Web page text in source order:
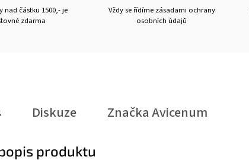
nad částku 1500,- je
zdarma
Vždy se řídíme zásadami ochrany
osobních údajů
Diskuze ZnačkaAvicenum
produktu